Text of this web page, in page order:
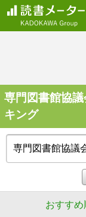
専門図書館協
キング
おすすめ